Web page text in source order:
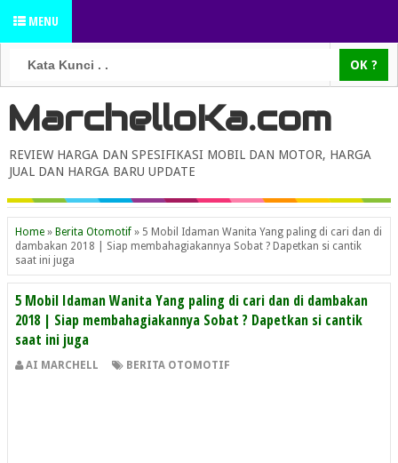
MENU
MarchelloKa.com
REVIEW HARGA DAN SPESIFIKASI MOBIL DAN MOTOR, HARGA
JUAL DAN HARGA BARU UPDATE
Home » Berita Otomotif » 5 Mobil Idaman Wanita Yang paling di cari dan di
dambakan 2018 | Siap membahagiakannya Sobat ? Dapetkan si cantik
saat ini juga
5 Mobil Idaman Wanita Yang paling di cari dan di dambakan
2018 | Siap membahagiakannya Sobat ? Dapetkan si cantik
saat ini juga
AI MARCHELL BERITA OTOMOTIF